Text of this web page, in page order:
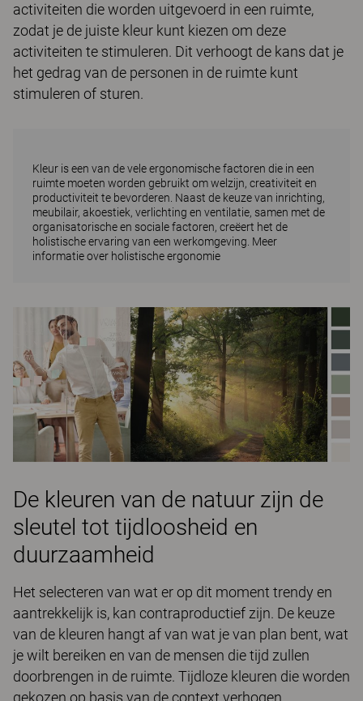
activiteiten die worden uitgevoerd in een ruimte,
zodat je de juiste kleur kunt kiezen om deze
activiteiten te stimuleren. Dit verhoogt de kans dat je
het gedrag van de personen in de ruimte kunt
stimuleren of sturen.
Kleur is een van de vele ergonomische factoren die in een
ruimte moeten worden gebruikt om welzijn, creativiteit en
productiviteit te bevorderen. Naast de keuze van inrichting,
meubilair, akoestiek, verlichting en ventilatie, samen met de
organisatorische en sociale factoren, creëert het de
holistische ervaring van een werkomgeving. Meer
informatie over holistische ergonomie
De kleuren van de natuur zijn de
sleutel tot tijdloosheid en
duurzaamheid
Het selecteren van wat er op dit moment trendy en
aantrekkelijk is, kan contraproductief zijn. De keuze
van de kleuren hangt af van wat je van plan bent, wat
je wilt bereiken en van de mensen die tijd zullen
doorbrengen in de ruimte. Tijdloze kleuren die worden
gekozen op basis van de context verhogen